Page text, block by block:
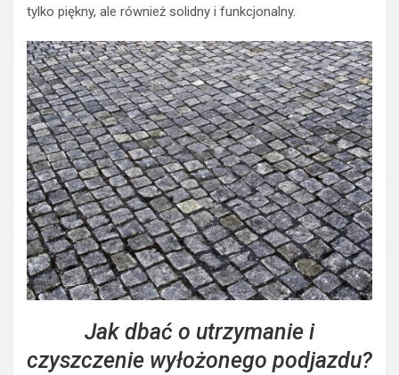
tylko piękny, ale również solidny i funkcjonalny.
Jak dbać o utrzymanie i
czyszczenie wyłożonego podjazdu?